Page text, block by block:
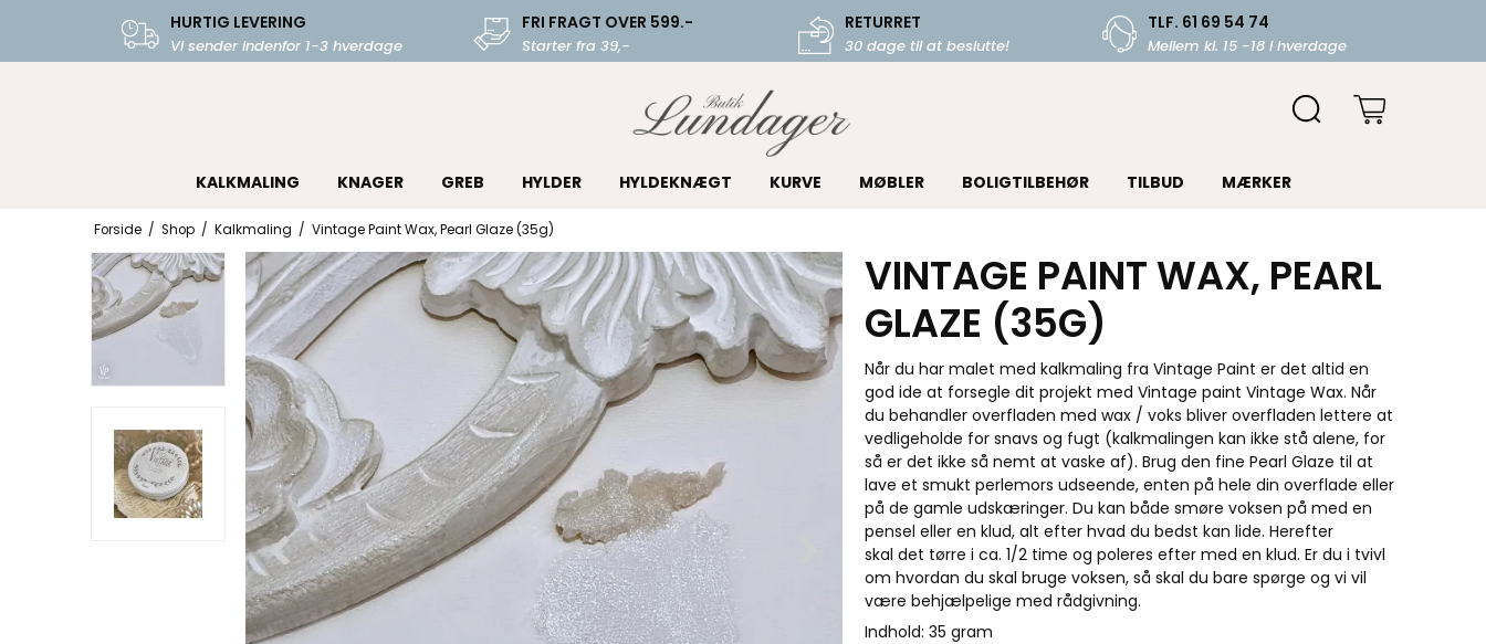
HURTIG LEVERING
Vi sender indenfor 1-3 hverdage
FRI FRAGT OVER 599.-
Starter fra 39,-
RETURRET
30 dage til at beslutte!
TLF. 61 69 54 74
Mellem kl. 15 -18 i hverdage
KALKMALING KNAGER GREB HYLDER HYLDEKNÆGT KURVE MØBLER BOLIGTILBEHØR TILBUD MÆRKER
Forside / Shop / Kalkmaling / Vintage Paint Wax, Pearl Glaze (35g)
VINTAGE PAINT WAX, PEARL
GLAZE (35G)
Når du har malet med kalkmaling fra Vintage Paint er det altid en
god ide at forsegle dit projekt med Vintage paint Vintage Wax. Når
du behandler overfladen med wax / voks bliver overfladen lettere at
vedligeholde for snavs og fugt (kalkmalingen kan ikke stå alene, for
så er det ikke så nemt at vaske af). Brug den fine Pearl Glaze til at
lave et smukt perlemors udseende, enten på hele din overflade eller
på de gamle udskæringer. Du kan både smøre voksen på med en
pensel eller en klud, alt efter hvad du bedst kan lide. Herefter
skal det tørre i ca. 1/2 time og poleres efter med en klud. Er du i tvivl
om hvordan du skal bruge voksen, så skal du bare spørge og vi vil
være behjælpelige med rådgivning.
Indhold: 35 gram